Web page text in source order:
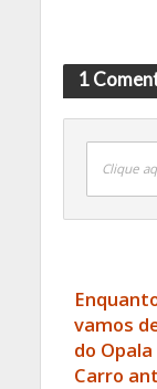
1
Clique
vamos
do
Carro